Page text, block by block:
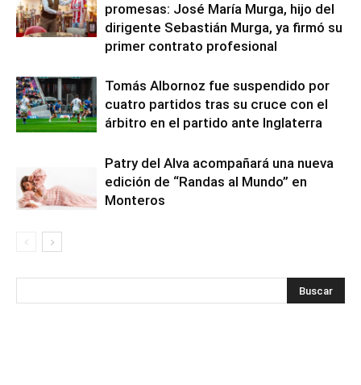
promesas: José María Murga, hijo del
dirigente Sebastián Murga, ya firmó su
primer contrato profesional
Tomás Albornoz fue suspendido por
cuatro partidos tras su cruce con el
árbitro en el partido ante Inglaterra
Patry del Alva acompañará una nueva
edición de “Randas al Mundo” en
Monteros